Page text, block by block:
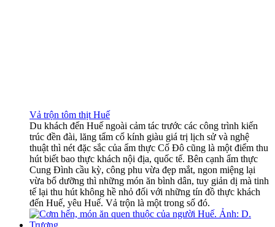
Vả trộn tôm thịt Huế
Du khách đến Huế ngoài cảm tác trước các công trình kiến
trúc đền đài, lăng tẩm cổ kính giàu giá trị lịch sử và nghệ
thuật thì nét đặc sắc của ẩm thực Cố Đô cũng là một điểm thu
hút biết bao thực khách nội địa, quốc tế. Bên cạnh ẩm thực
Cung Đình cầu kỳ, công phu vừa đẹp mắt, ngon miệng lại
vừa bổ dưỡng thì những món ăn bình dân, tuy giản dị mà tinh
tế lại thu hút không hề nhỏ đối với những tín đồ thực khách
đến Huế, yêu Huế. Vả trộn là một trong số đó.